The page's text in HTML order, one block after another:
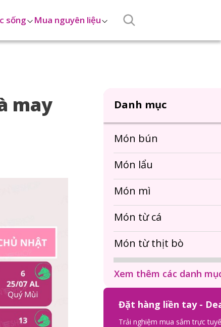
sống Mua nguyên liệu
may
Danh mục
Món bún
Món lẩu
Món mì
Món từ cá
Món từ thịt bò
Xem thêm các danh
Đặt hàng liền tay -
Trải nghiệm mua sắm trực